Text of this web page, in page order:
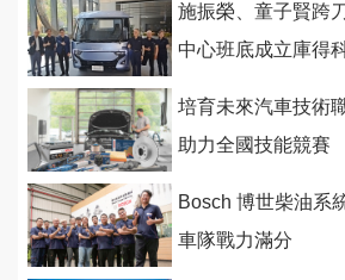
施振榮、童子賢跨
中心班底成立庫得
培育未來汽車技術
助力全國技能競賽
Bosch 博世柴油系
車隊戰力滿分